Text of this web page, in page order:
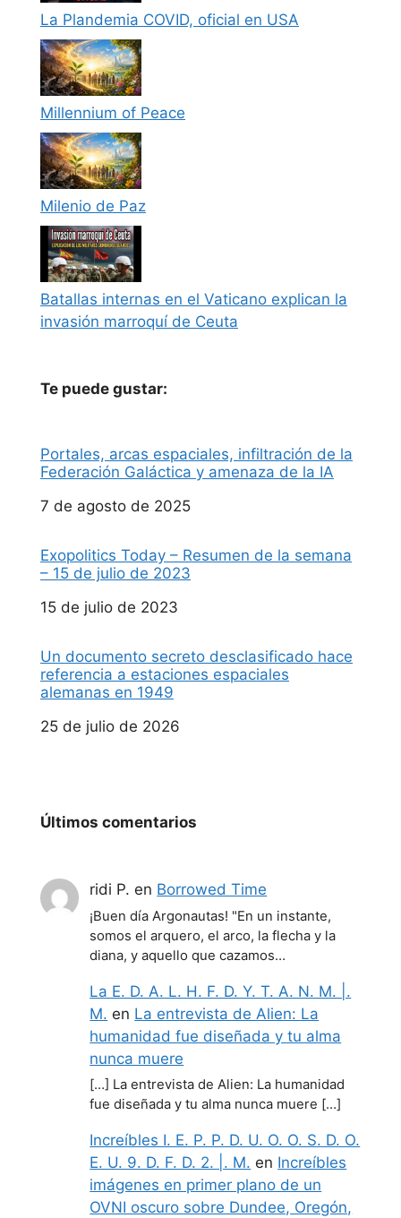
La Plandemia COVID, oficial en USA
Millennium of Peace
Milenio de Paz
Batallas internas en el Vaticano explican la
invasión marroquí de Ceuta
Te puede gustar:
Portales, arcas espaciales, infiltración de la
Federación Galáctica y amenaza de la IA
Fecha
7 de agosto de 2025
Exopolitics Today – Resumen de la semana
– 15 de julio de 2023
Fecha
15 de julio de 2023
Un documento secreto desclasificado hace
referencia a estaciones espaciales
alemanas en 1949
Fecha
25 de julio de 2026
Últimos comentarios
ridi P. en Borrowed Time
¡Buen día Argonautas! "En un instante,
somos el arquero, el arco, la flecha y la
diana, y aquello que cazamos…
La E. D. A. L. H. F. D. Y. T. A. N. M. |.
M. en La entrevista de Alien: La
humanidad fue diseñada y tu alma
nunca muere
[…] La entrevista de Alien: La humanidad
fue diseñada y tu alma nunca muere […]
Increíbles I. E. P. P. D. U. O. O. S. D. O.
E. U. 9. D. F. D. 2. |. M. en Increíbles
imágenes en primer plano de un
OVNI oscuro sobre Dundee, Oregón,